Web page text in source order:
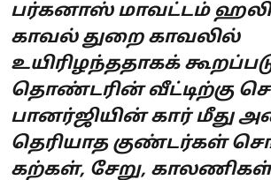
பர்கனாஸ் மாவட்டம்
காவல் துறை காவலில்
உயிரிழந்ததாகக்
தொண்டரின் வீட்டிற்கு
பானர்ஜியின் கார் மீது
தெரியாத குண்டர்கள்
கற்கள், சேறு,